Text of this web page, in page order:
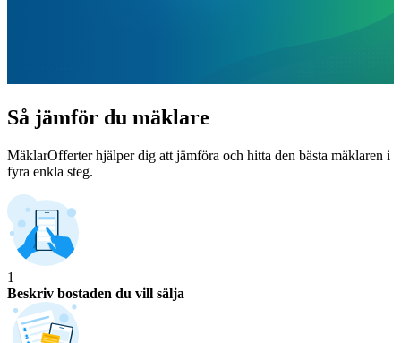
Så jämför du mäklare
MäklarOfferter hjälper dig att jämföra och hitta den bästa mäklaren i
fyra enkla steg.
1
Beskriv bostaden du vill sälja